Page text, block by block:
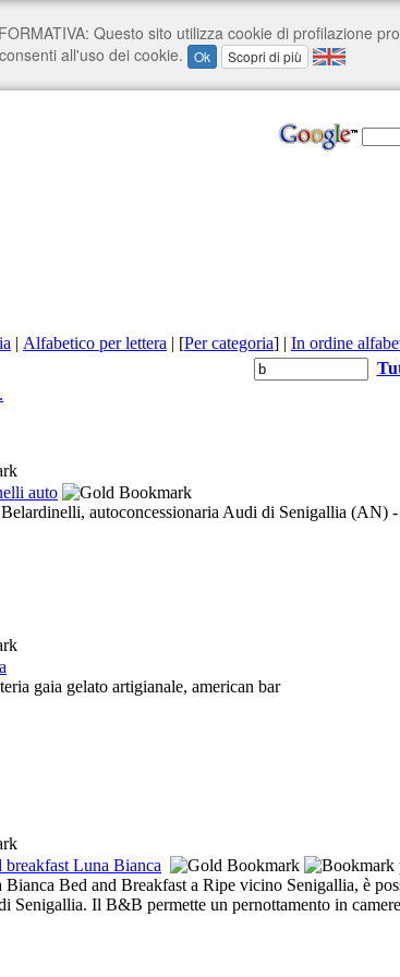
| Alfabetico per lettera | [Per categoria] | In ordine
auto
autoconcessionaria Audi di Senigallia (AN)
gaia gelato artigianale, american bar
breakfast Luna Bianca
Bed and Breakfast a Ripe vicino Senigallia, è
Senigallia. Il B&B permette un pernottamento in